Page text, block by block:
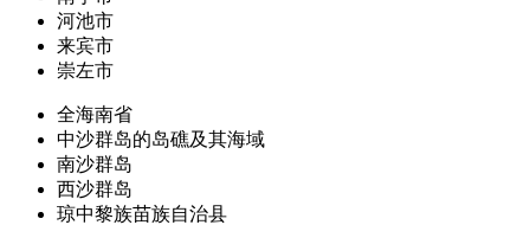
河池市
来宾市
崇左市
全海南省
中沙群岛的岛礁及其海域
南沙群岛
西沙群岛
琼中黎族苗族自治县